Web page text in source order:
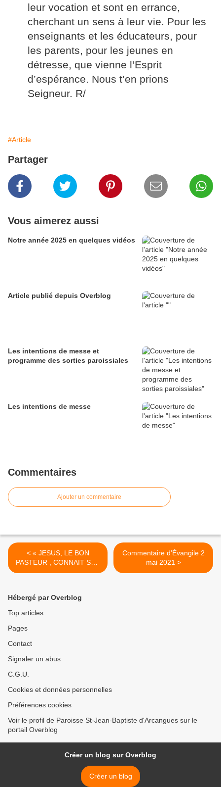
leur vocation et sont en errance,
cherchant un sens à leur vie. Pour les
enseignants et les éducateurs, pour
les parents, pour les jeunes en
détresse, que vienne l’Esprit
d’espérance. Nous t’en prions
Seigneur. R/
#Article
Partager
Vous aimerez aussi
Notre année 2025 en quelques vidéos
Article publié depuis Overblog
Les intentions de messe et
programme des sorties paroissiales
Les intentions de messe
Commentaires
Ajouter un commentaire
< « JESUS, LE BON
PASTEUR , CONNAIT SES
BREBIS ET SES BREBIS LE
Commentaire d’Évangile 2
mai 2021 >
Hébergé par Overblog
Top articles
Pages
Contact
Signaler un abus
C.G.U.
Cookies et données personnelles
Préférences cookies
Voir le profil de Paroisse St-Jean-Baptiste d'Arcangues sur le
portail Overblog
Créer un blog sur Overblog
Créer un blog